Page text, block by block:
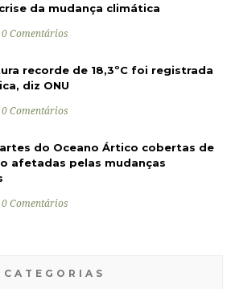
da mudança climática
0 Comentários
recorde de 18,3ºC foi registrada
diz ONU
0 Comentários
do Oceano Ártico cobertas de
afetadas pelas mudanças
0 Comentários
CATEGORIAS